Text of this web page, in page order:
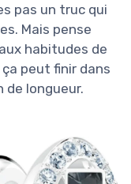
pas un truc qui
Mais pense
habitudes de
peut finir dans
longueur.